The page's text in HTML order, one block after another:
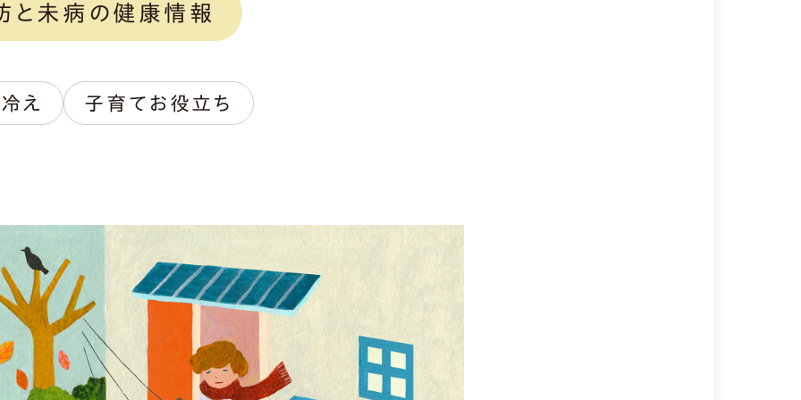
と未病の健康情報
え 子育てお役立ち